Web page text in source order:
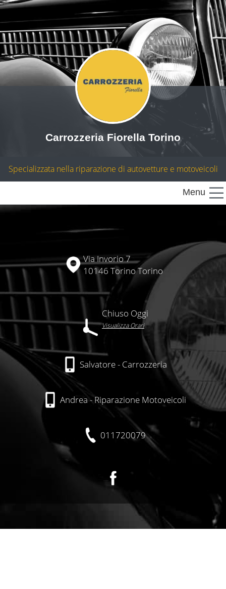
Carrozzeria Fiorella Torino
Specializzata nella riparazione di autovetture e motoveicoli
Menu
Via Invorio 7
10146 Torino Torino
Chiuso Oggi
Visualizza Orari
Salvatore - Carrozzeria
Andrea - Riparazione Motoveicoli
011720079